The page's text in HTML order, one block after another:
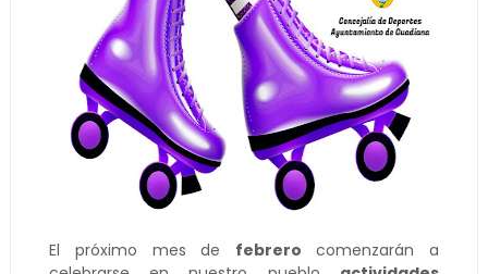
El próximo mes de febrerocomenzarán a